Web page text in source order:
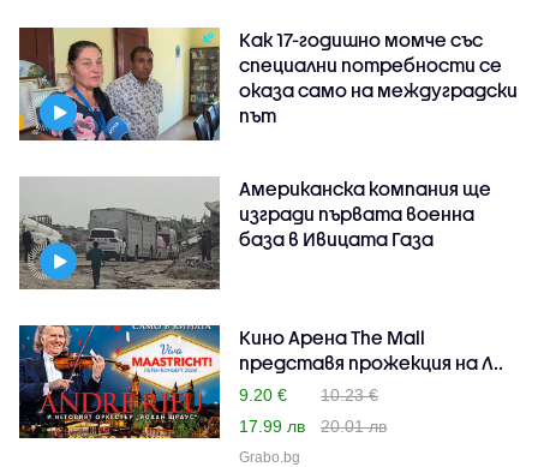
Как 17-годишно момче със
специални потребности се
оказа само на междуградски
път
Американска компания ще
изгради първата военна
база в Ивицата Газа
Кино Арена The Mall
представя прожекция на Л..
9.20 €
10.23 €
17.99 лв
20.01 лв
Grabo.bg